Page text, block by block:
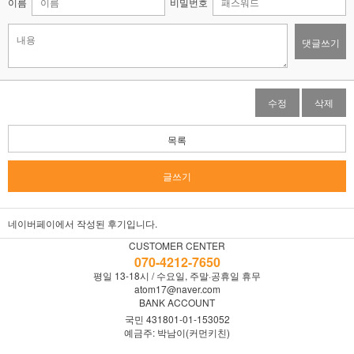
댓글쓰기
수정 삭제
목록
글쓰기
네이버페이에서 작성된 후기입니다.
CUSTOMER CENTER
070-4212-7650
평일 13-18시 / 수요일, 주말·공휴일 휴무
atom17@naver.com
BANK ACCOUNT
국민 431801-01-153052
예금주: 박남이(커먼키친)